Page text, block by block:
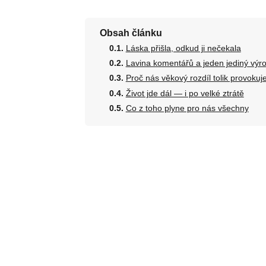
Obsah článku
Láska přišla, odkud ji nečekala
Lavina komentářů a jeden jediný
Proč nás věkový rozdíl tolik
Život jde dál — i po velké ztrátě
Co z toho plyne pro nás všechny